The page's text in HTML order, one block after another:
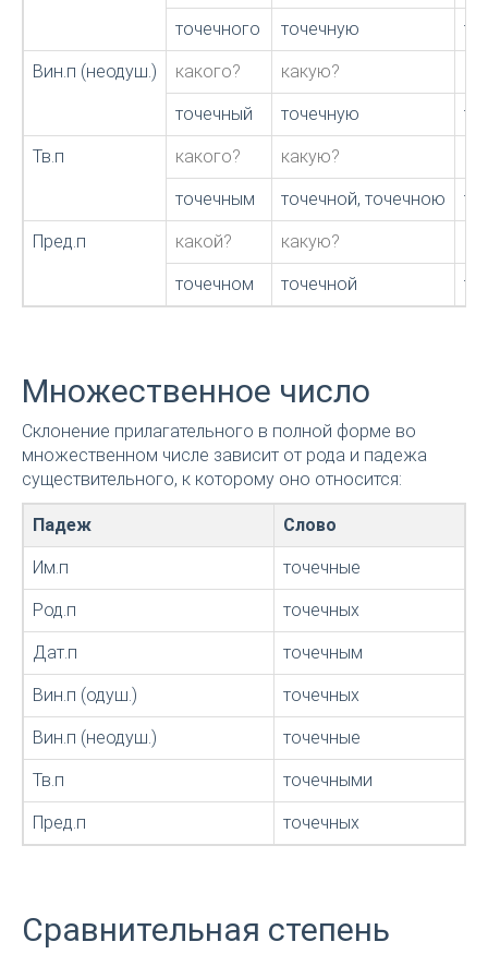
точечного точечную
Вин.п (неодуш.) какого? какую?
точечный точечную
Тв.п какого? какую?
точечным точечной, точечною
Пред.п какой? какую?
точечном точечной
Множественное число
Склонение прилагательного в полной форме во
множественном числе зависит от рода и падежа
существительного, к которому оно относится:
Падеж Слово
Им.п точечные
Род.п точечных
Дат.п точечным
Вин.п (одуш.) точечных
Вин.п (неодуш.) точечные
Тв.п точечными
Пред.п точечных
Сравнительная степень